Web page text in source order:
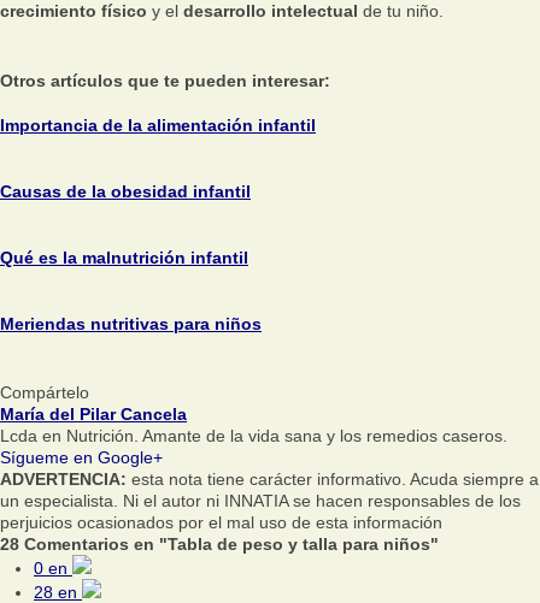
crecimiento físico y el desarrollo intelectual de tu niño.
Otros artículos que te pueden interesar:
Importancia de la alimentación infantil
Causas de la obesidad infantil
Qué es la malnutrición infantil
Meriendas nutritivas para niños
Compártelo
María del Pilar Cancela
Lcda en Nutrición. Amante de la vida sana y los remedios caseros.
Sígueme en Google+
ADVERTENCIA: esta nota tiene carácter informativo. Acuda siempre a
un especialista. Ni el autor ni INNATIA se hacen responsables de los
perjuicios ocasionados por el mal uso de esta información
28 Comentarios en "Tabla de peso y talla para niños"
0 en
28 en